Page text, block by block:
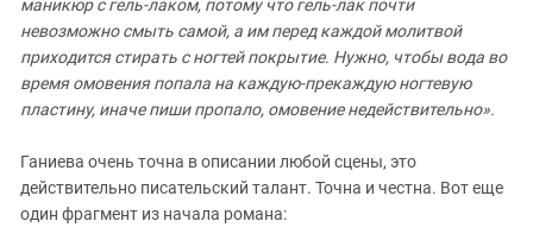
маникюр с гель-лаком, потому что гель-лак почти
невозможно смыть самой, а им перед каждой молитвой
приходится стирать с ногтей покрытие. Нужно, чтобы вода во
время омовения попала на каждую-прекаждую ногтевую
пластину, иначе пиши пропало, омовение недействительно».
Ганиева очень точна в описании любой сцены, это
действительно писательский талант. Точна и честна. Вот еще
один фрагмент из начала романа: